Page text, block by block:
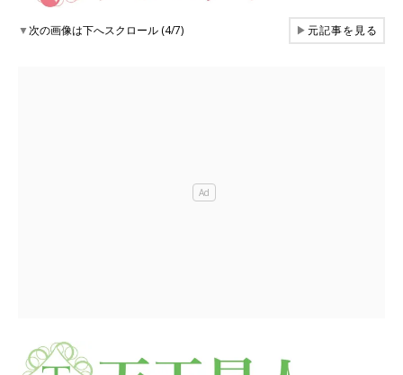
▼次の画像は下へスクロール (4/7) ▶元記事を見る